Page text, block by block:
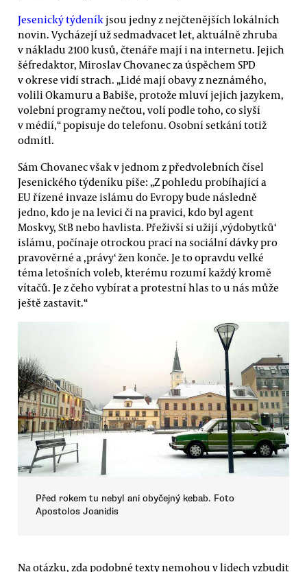
Jesenický týdeníkjsou jedny z nejčtenějších lokálních
novin. Vycházejí už sedmadvacet let, aktuálně zhruba
v nákladu 2100 kusů, čtenáře mají i na internetu. Jejich
šéfredaktor, Miroslav Chovanec za úspěchem SPD
v okrese vidí strach. „Lidé mají obavy z neznámého,
volili Okamuru a Babiše, protože mluví jejich jazykem,
volební programy nečtou, volí podle toho, co slyší
v médií,“ popisuje do telefonu. Osobní setkání totiž
odmítl.
Sám Chovanec však v jednom z předvolebních čísel
Jesenického týdeníku píše: „Z pohledu probíhající a
EU řízené invaze islámu do Evropy bude následně
jedno, kdo je na levici či na pravici, kdo byl agent
Moskvy, StB nebo havlista. Přeživší si užijí ‚výdobytků‘
islámu, počínaje otrockou prací na sociální dávky pro
pravověrné a ‚právy‘ žen konče. Je to opravdu velké
téma letošních voleb, kterému rozumí každý kromě
vítačů. Je z čeho vybírat a protestní hlas to u nás může
ještě zastavit.“
Před rokem tu nebyl ani obyčejný kebab. Foto
Apostolos Joanidis
Na otázku, zda podobné texty nemohou v lidech vzbudit